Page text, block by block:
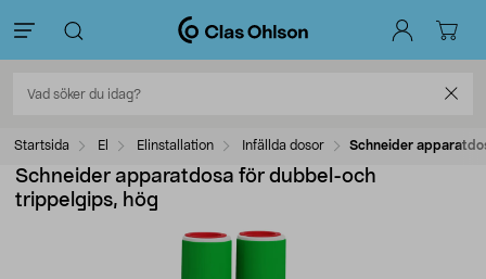
Startsida El Elinstallation Infällda dosor Schneider
Schneider apparatdosa för dubbel-och
trippelgips, hög